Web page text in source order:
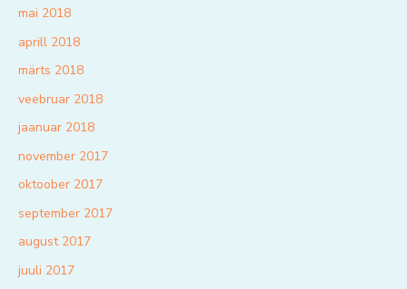
mai 2018
aprill 2018
märts 2018
veebruar 2018
jaanuar 2018
november 2017
oktoober 2017
september 2017
august 2017
juuli 2017